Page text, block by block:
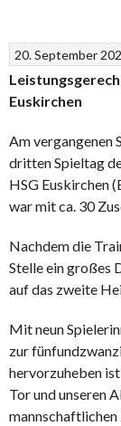
20. September
Euskirchen
Am vergangenen
dritten Spieltag
HSG Euskirchen
war mit ca. 30
Nachdem die
Stelle ein großes
auf das zweite
Mit neun
zur
hervorzuheben
Tor und unseren
mannschaftlichen